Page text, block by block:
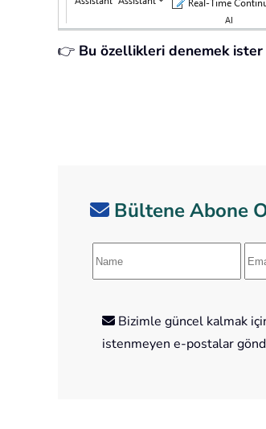
👉 Bu özellikleri denemek
Bültene Abone
Bizimle güncel kalmak
istenmeyen e-postalar